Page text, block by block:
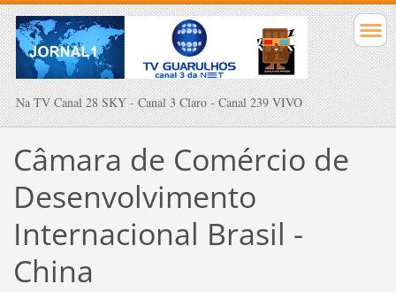
Na TV Canal 28 SKY - Canal 3 Claro - Canal 239 VIVO
Câmara de Comércio de
Desenvolvimento
Internacional Brasil -
China